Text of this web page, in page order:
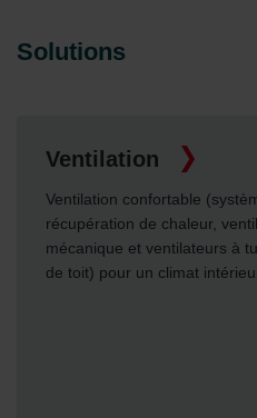
Solutions